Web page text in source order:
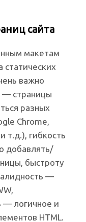
сайта
макетам
статических
важно
— страницы
разных
Chrome,
т.д.), гибкость
добавлять/
быстроту
—
— логичное и
HTML.